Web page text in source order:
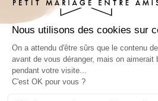
Pâte à tartiner mariage
bisous